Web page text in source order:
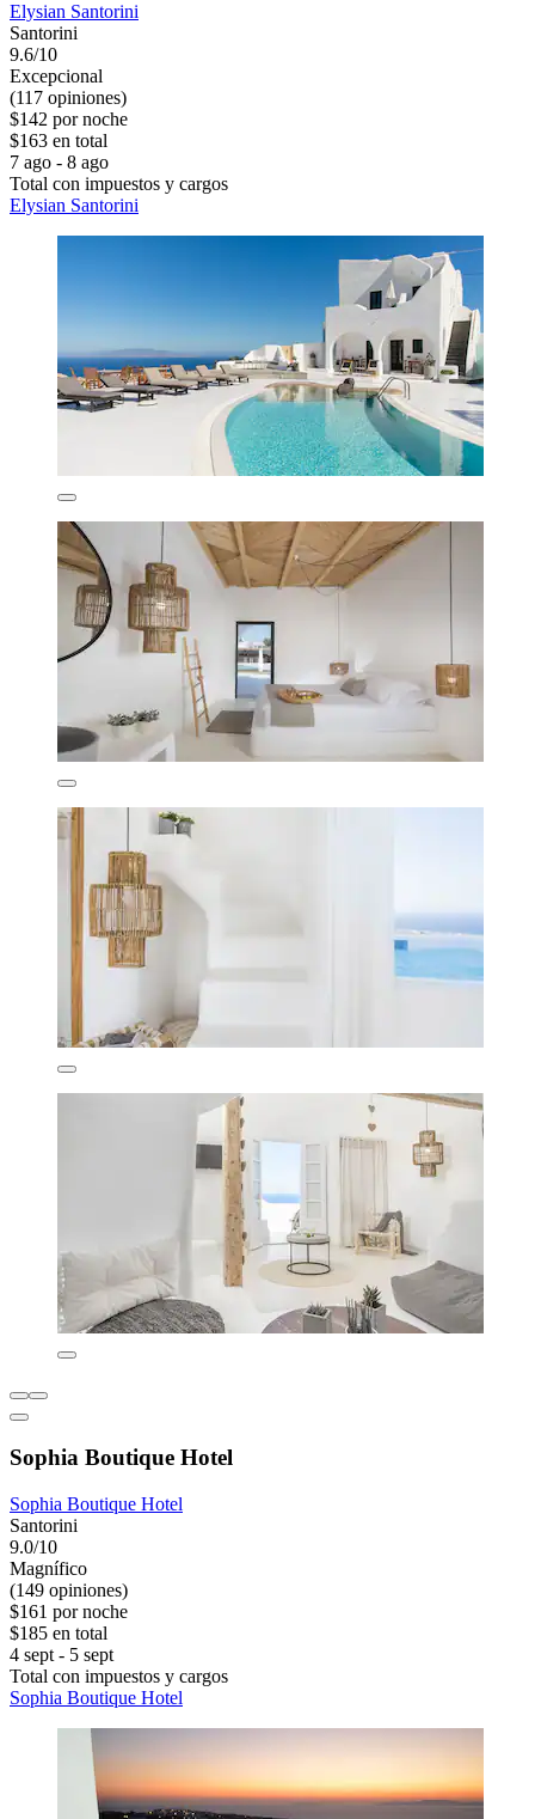
Elysian Santorini
Santorini
9.6/10
Excepcional
(117 opiniones)
$142 por noche
$163 en total
7 ago - 8 ago
Total con impuestos y cargos
Elysian Santorini
Sophia Boutique Hotel
Sophia Boutique Hotel
Santorini
9.0/10
Magnífico
(149 opiniones)
$161 por noche
$185 en total
4 sept - 5 sept
Total con impuestos y cargos
Sophia Boutique Hotel